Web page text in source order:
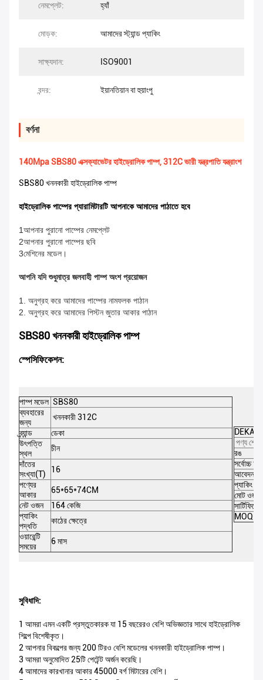
নেমপ্লেট: হ্যাঁ
মোড়ক: আমাদের স্ট্যান্ড প্যাকিং
সাক্ষ্যদান: ISO9001
বন্দর: ইয়ানতিয়ান বা হুয়াংপু
বর্ণনা
140Mpa SBS80 এক্সক্যাভেটর হাইড্রোলিক পাম্প, 312C ভারী যন্ত্রপাতি যন্ত্রাংশ
SBS80 খননকারী হাইড্রোলিক পাম্প
হাইড্রোলিক পাম্পের প্যারামিটারটি আপনাকে আমাদের পাঠাতে হবে
1আপনার পুরানো পাম্পের নেমপ্লেট
2আপনার পুরানো পাম্পের ছবি
3মেশিনের মডেল।
আপনি যদি শুধুমাত্র জলবাহী পাম্প অংশ প্রয়োজন
1. অনুগ্রহ করে আমাদের পাম্পের নামফলক পাঠান
2. অনুগ্রহ করে আমাদের পিস্টন জুতার আকার পাঠান
SBS80 খননকারী হাইড্রোলিক পাম্প
স্পেসিফিকেশন:
পাম্প মডেল SBS80
ব্যবহারের
জন্য
খননকারী 312C
ব্র্যান্ড
ডেকা
উৎপত্তি
স্থল
চীন
দাঁতের
সংখ্যা(T)
16
পণ্যের
আকার
65*65*74CM
নেট ওজন
164 কেজি
প্যাকিং
পদ্ধতি
কাঠের ক্ষেত্রে
ওয়ারেন্টি
সময়ের
6 মাস
DEKA
পণ্য
রঙ
সর্বোচ্চ
আবেদন
প্যাকিং
মোট ওজন
MOQ
সুবিধাদি:
1 আমরা এমন একটি প্রস্তুতকারক যা 15 বছরেরও বেশি অভিজ্ঞতার সাথে হাইড্রোলিক
শিল্পে বিশেষীকৃত।
2 আপনার বিকল্পের জন্য 200 টিরও বেশি মডেলের খননকারী হাইড্রোলিক পাম্প।
3 আমরা অনুমোদিত 25টি পেটেন্ট অর্জন করেছি।
4 আমাদের কারখানার আকার 45000 বর্গ মিটারের বেশি।